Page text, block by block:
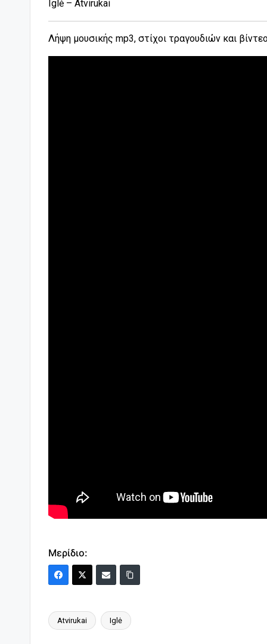
Iglė – Atvirukai
Λήψη μουσικής mp3, στίχοι τραγουδιών και
Μερίδιο:
Ετικέτες:
Atvirukai Iglė